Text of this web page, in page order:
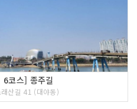
6코스] 종주길
산길 41 (대야동)